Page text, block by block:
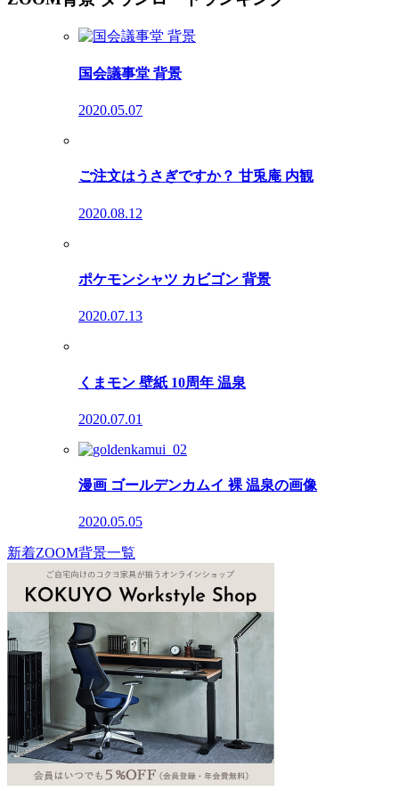
国会議事堂 背景
2020.05.07
ご注文はうさぎですか？ 甘兎庵 内観
2020.08.12
ポケモンシャツ カビゴン 背景
2020.07.13
くまモン 壁紙 10周年 温泉
2020.07.01
漫画 ゴールデンカムイ 裸 温泉の画像
2020.05.05
新着ZOOM背景一覧